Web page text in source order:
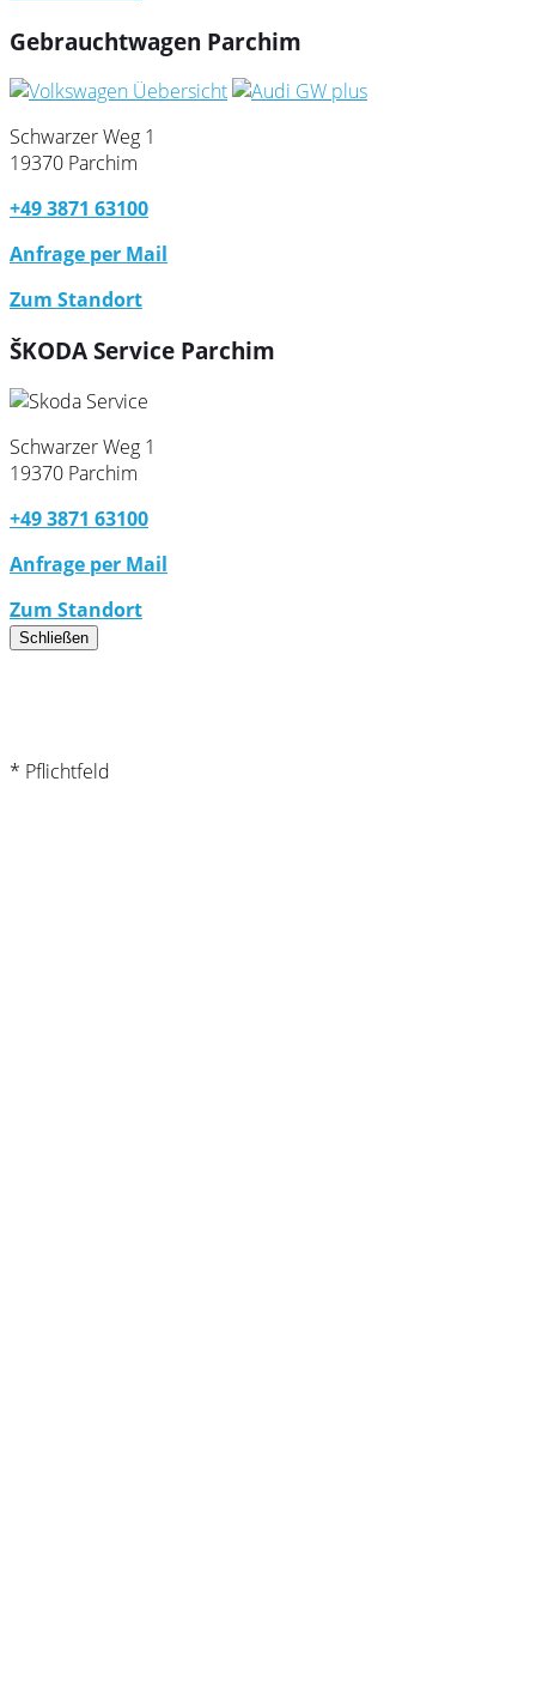
* Pflichtfeld
Gebrauchtwagen Parchim
Schwarzer Weg 1
19370 Parchim
+49 3871 63100
Anfrage per Mail
Zum Standort
ŠKODA Service Parchim
Schwarzer Weg 1
19370 Parchim
+49 3871 63100
Anfrage per Mail
Zum Standort
Schließen